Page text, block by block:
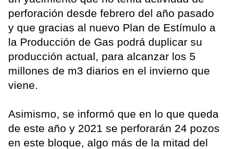
perforación desde febrero del año pasado
y que gracias al nuevo Plan de Estímulo a
la Producción de Gas podrá duplicar su
producción actual, para alcanzar los 5
millones de m3 diarios en el invierno que
viene.
Asimismo, se informó que en lo que queda
de este año y 2021 se perforarán 24 pozos
en este bloque, algo más de la mitad del